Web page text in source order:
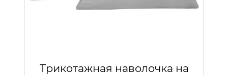
Трикотажная наволочка на